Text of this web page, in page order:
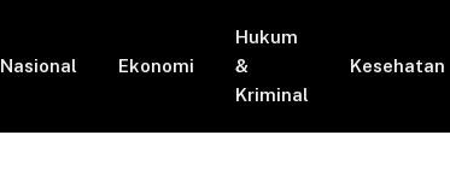
Nasional Ekonomi
Hukum
&
Kriminal
Kesehatan